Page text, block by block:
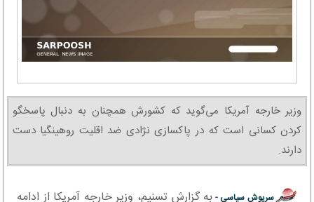
وزیر خارجه آمریکا می‌گوید که کشورش همچنان به دنبال پاسخگو
کردن کسانی است که در پاکسازی نژادی ضد اقلیت روهینگیا دست
دارند.
سرپوش سیاسی - به گزارش تسنیم، وزیر خارجه آمریکا از ادامه